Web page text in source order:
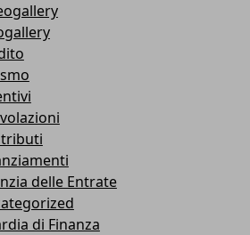
delle Entrate
di Finanza